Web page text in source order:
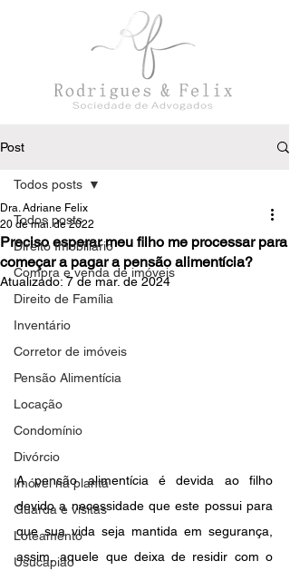
Post
Todos posts
Direito Imobiliário
Compra e venda de imóveis
Direito de Família
Inventário
Corretor de imóveis
Pensão Alimentícia
Locação
Condomínio
Divórcio
Imóvel na planta
Guarda e visitas
Loteamento
Usucapião
Todos posts
Preciso esperar meu filho me processar para
começar a pagar a pensão alimentícia?
Dra. Adriane Felix
20 de mai. de 2022
Atualizado:7 de mar. de 2024
A pensão alimentícia é devida ao filho
devido a necessidade que este possui para
que sua vida seja mantida em segurança,
assim, aquele que deixa de residir com o